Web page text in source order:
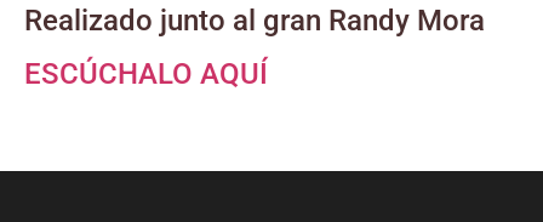
Realizado junto al gran Randy Mora
ESCÚCHALO AQUÍ